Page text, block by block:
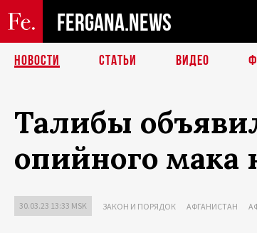
FERGANA.NEWS
НОВОСТИ СТАТЬИ ВИДЕО
Талибы
опийного мака
30.03.23 13:33 MSK ЗАКОН И ПОРЯДОК АФГАНИСТАН